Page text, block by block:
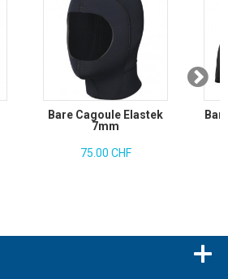
Bare Cagoule Elastek
7mm
75.00 CHF